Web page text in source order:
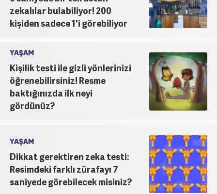
zekalılar bulabiliyor! 200
kişiden sadece 1'i görebiliyor
YAŞAM
Kişilik testi ile gizli yönlerinizi
öğrenebilirsiniz! Resme
baktığınızda ilk neyi
gördünüz?
YAŞAM
Dikkat gerektiren zeka testi:
Resimdeki farklı zürafayı 7
saniyede görebilecek misiniz?